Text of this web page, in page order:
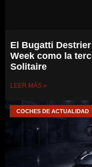
El Bugatti
Week como la
Solitaire
LEER MÁS »
COCHES DE ACTUALIDAD